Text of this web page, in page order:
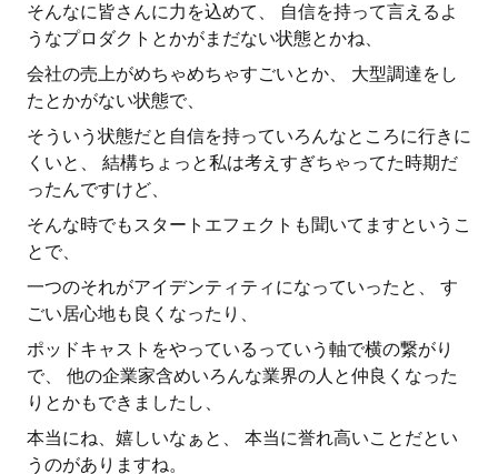
そんなに皆さんに力を込めて、 自信を持って言えるよ
うなプロダクトとかがまだない状態とかね、
会社の売上がめちゃめちゃすごいとか、 大型調達をし
たとかがない状態で、
そういう状態だと自信を持っていろんなところに行きに
くいと、 結構ちょっと私は考えすぎちゃってた時期だ
ったんですけど、
そんな時でもスタートエフェクトも聞いてますというこ
とで、
一つのそれがアイデンティティになっていったと、 す
ごい居心地も良くなったり、
ポッドキャストをやっているっていう軸で横の繋がり
で、 他の企業家含めいろんな業界の人と仲良くなった
りとかもできましたし、
本当にね、嬉しいなぁと、 本当に誉れ高いことだとい
うのがありますね。